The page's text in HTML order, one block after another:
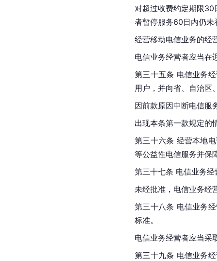
对超过收费约定期限
者暂停服务60日内仍未
经营移动电信业务的经
电信业务经营者应当在
第三十五条 电信业务
用户，并向省、自治区
因前款原因中断电信服
出现本条第一款规定的
第三十六条 经营本地
等公益性电信服务并保
第三十七条 电信业务
未经批准，电信业务经
第三十八条 电信业务
标准。
电信业务经营者应当采
第三十九条 电信业务